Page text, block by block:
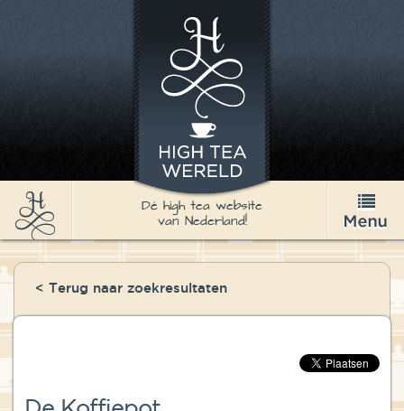
High Tea
Recepten
Dé high tea website
van Nederland!
< Terug naar zoekresultaten